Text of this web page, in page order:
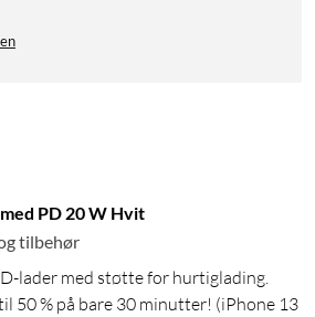
PD 20 W Hvit
tilbehør
lader med støtte for hurtiglading.
50 % på bare 30 minutter! (iPhone 13